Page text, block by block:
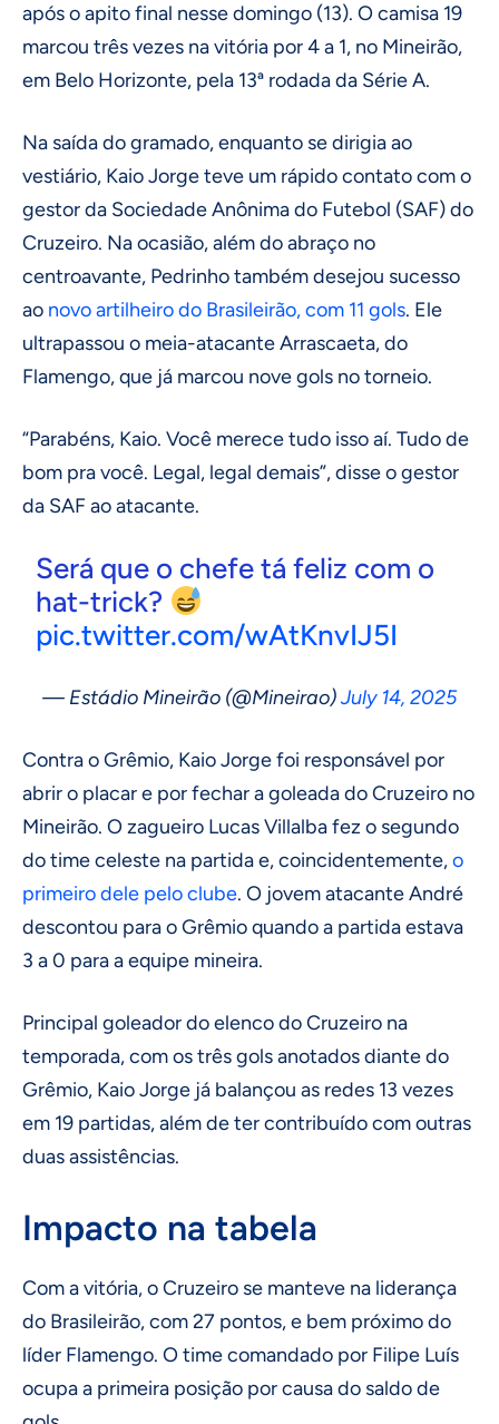
após o apito final nesse domingo (13). O camisa 19
marcou três vezes na vitória por 4 a 1, no Mineirão,
em Belo Horizonte, pela 13ª rodada da Série A.
Na saída do gramado, enquanto se dirigia ao
vestiário, Kaio Jorge teve um rápido contato com o
gestor da Sociedade Anônima do Futebol (SAF) do
Cruzeiro. Na ocasião, além do abraço no
centroavante, Pedrinho também desejou sucesso
ao novo artilheiro do Brasileirão, com 11 gols. Ele
ultrapassou o meia-atacante Arrascaeta, do
Flamengo, que já marcou nove gols no torneio.
“Parabéns, Kaio. Você merece tudo isso aí. Tudo de
bom pra você. Legal, legal demais”, disse o gestor
da SAF ao atacante.
Será que o chefe tá feliz com o
hat-trick?
pic.twitter.com/wAtKnvIJ5I
— Estádio Mineirão (@Mineirao)July 14, 2025
Contra o Grêmio, Kaio Jorge foi responsável por
abrir o placar e por fechar a goleada do Cruzeiro no
Mineirão. O zagueiro Lucas Villalba fez o segundo
do time celeste na partida e, coincidentemente,o
primeiro dele pelo clube. O jovem atacante André
descontou para o Grêmio quando a partida estava
3 a 0 para a equipe mineira.
Principal goleador do elenco do Cruzeiro na
temporada, com os três gols anotados diante do
Grêmio, Kaio Jorge já balançou as redes 13 vezes
em 19 partidas, além de ter contribuído com outras
duas assistências.
Impacto na tabela
Com a vitória, o Cruzeiro se manteve na liderança
do Brasileirão, com 27 pontos, e bem próximo do
líder Flamengo. O time comandado por Filipe Luís
ocupa a primeira posição por causa do saldo de